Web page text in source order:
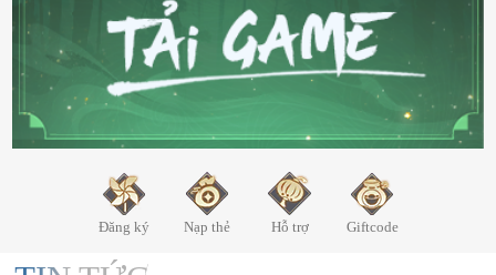
Đăng ký Nạp thẻ Hỗ trợ Giftcode